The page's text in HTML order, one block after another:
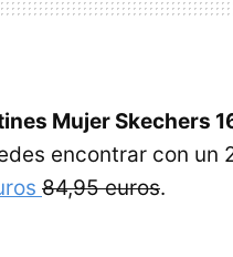
Mujer Skechers
encontrar con un
84,95 euros.